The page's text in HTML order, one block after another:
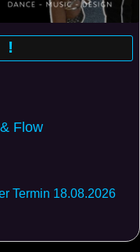
!
Flow
Termin 18.08.2026